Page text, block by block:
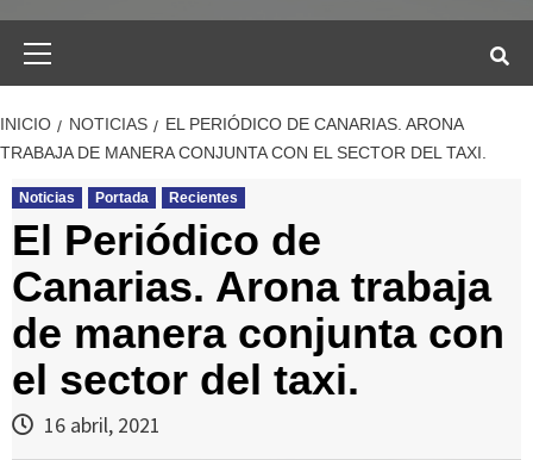
INICIO NOTICIAS
EL PERIÓDICO DE CANARIAS. ARONA
TRABAJA DE MANERA CONJUNTA CON EL SECTOR DEL TAXI.
Noticias Portada Recientes
El Periódico de
Canarias. Arona trabaja
de manera conjunta con
el sector del taxi.
16 abril, 2021